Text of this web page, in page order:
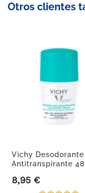
Otros clientes
Vichy Desodorante
Antitranspirante
Precio
8,95 €